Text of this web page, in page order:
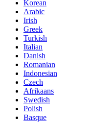
Korean
Arabic
Irish
Greek
Turkish
Italian
Danish
Romanian
Indonesian
Czech
Afrikaans
Swedish
Polish
Basque